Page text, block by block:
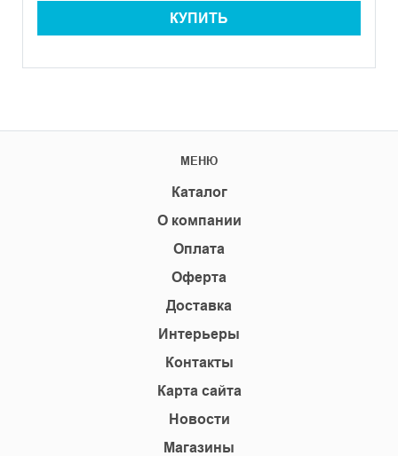
КУПИТЬ
МЕНЮ
Каталог
О компании
Оплата
Оферта
Доставка
Интерьеры
Контакты
Карта сайта
Новости
Магазины